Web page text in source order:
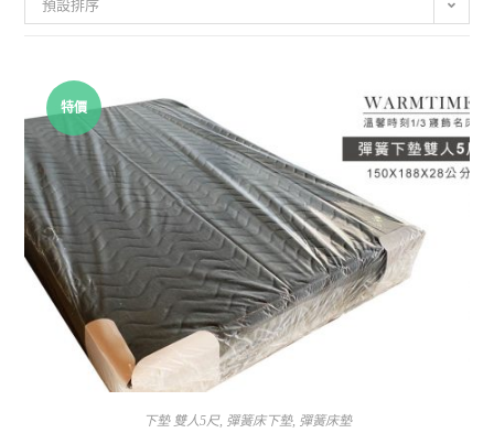
預設排序
特價
下墊 雙人5尺, 彈簧床下墊, 彈簧床墊